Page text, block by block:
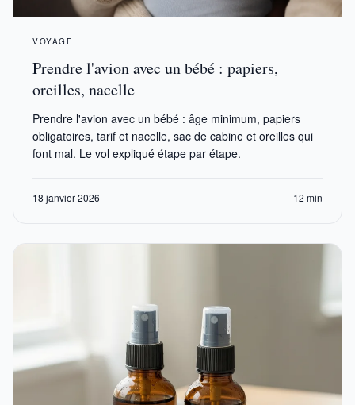
VOYAGE
Prendre l'avion avec un bébé : papiers,
oreilles, nacelle
Prendre l'avion avec un bébé : âge minimum, papiers
obligatoires, tarif et nacelle, sac de cabine et oreilles qui
font mal. Le vol expliqué étape par étape.
18 janvier 2026 12 min